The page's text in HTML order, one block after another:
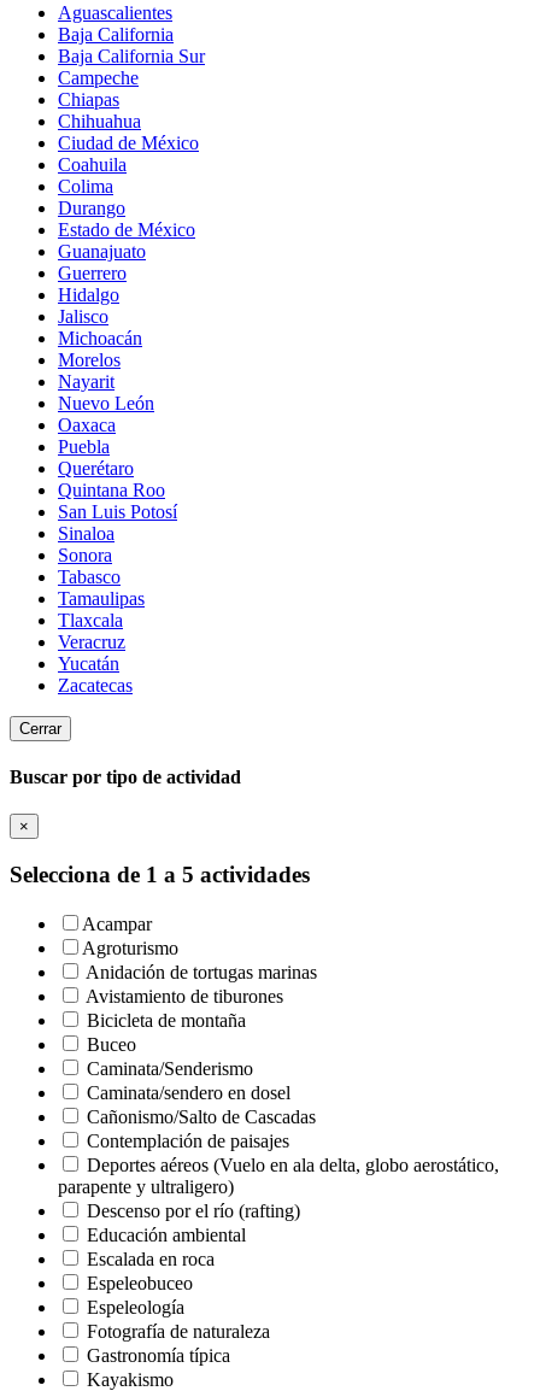
Aguascalientes
Baja California
Baja California Sur
Campeche
Chiapas
Chihuahua
Ciudad de México
Coahuila
Colima
Durango
Estado de México
Guanajuato
Guerrero
Hidalgo
Jalisco
Michoacán
Morelos
Nayarit
Nuevo León
Oaxaca
Puebla
Querétaro
Quintana Roo
San Luis Potosí
Sinaloa
Sonora
Tabasco
Tamaulipas
Tlaxcala
Veracruz
Yucatán
Zacatecas
Cerrar
Buscar por tipo de actividad
×
Selecciona de 1 a 5 actividades
Acampar
Agroturismo
Anidación de tortugas marinas
Avistamiento de tiburones
Bicicleta de montaña
Buceo
Caminata/Senderismo
Caminata/sendero en dosel
Cañonismo/Salto de Cascadas
Contemplación de paisajes
Deportes aéreos (Vuelo en ala delta, globo aerostático,
parapente y ultraligero)
Descenso por el río (rafting)
Educación ambiental
Escalada en roca
Espeleobuceo
Espeleología
Fotografía de naturaleza
Gastronomía típica
Kayakismo